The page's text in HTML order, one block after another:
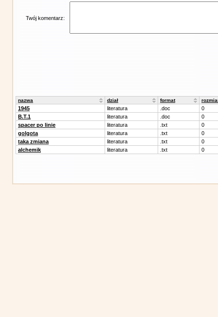
Twój komentarz:
nazwa dział format
1945 literatura .doc
0
B.T.1
literatura .doc
0
spacer po linie
literatura .txt
0
golgota
literatura .txt
0
taka zmiana
literatura .txt
0
alchemik
literatura .txt 0